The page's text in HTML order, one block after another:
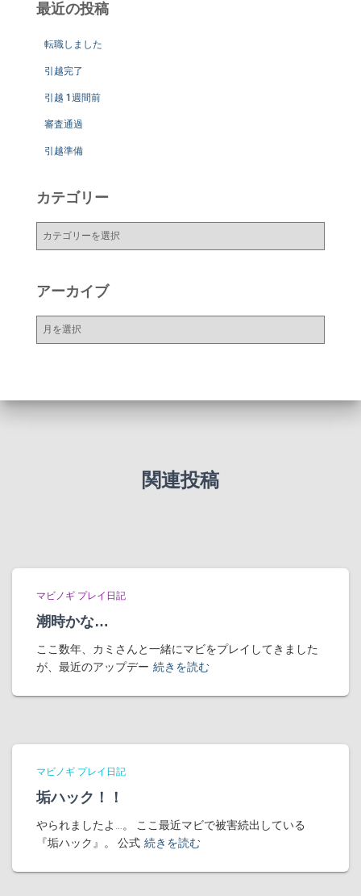
最近の投稿
転職しました
引越完了
引越 1週間前
審査通過
引越準備
カテゴリー
ー
アーカイブ
ー
関連投稿
マビノギ プレイ日記
潮時かな…
ここ数年、カミさんと一緒にマビをプレイしてきました
が、最近のアップデー 続きを読む
マビノギ プレイ日記
垢ハック！！
やられましたよ…。 ここ最近マビで被害続出している
『垢ハック』。 公式 続きを読む